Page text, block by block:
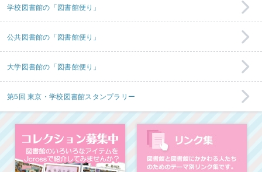
学校図書館の「図書館便り」
公共図書館の「図書館便り」
大学図書館の「図書館便り」
第5回 東京・学校図書館スタンプラリー
コレクション募集中